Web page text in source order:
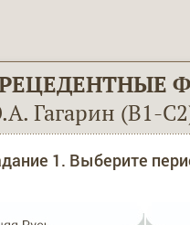
Гагарин (B1-
1. Выберите